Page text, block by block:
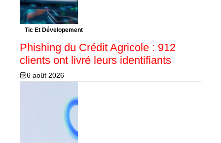
Tic Et Dévelopement
Phishing du Crédit Agricole : 912
clients ont livré leurs identifiants
6 août 2026